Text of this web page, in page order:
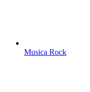
Musica Rock